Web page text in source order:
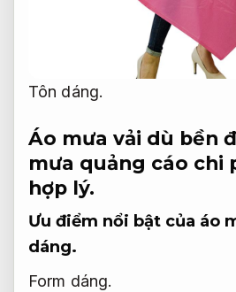
Tôn dáng.
Áo mưa vải dù bền
mưa quảng cáo chi
hợp lý.
Ưu điểm nổi bật của áo
dáng.
Form dáng.